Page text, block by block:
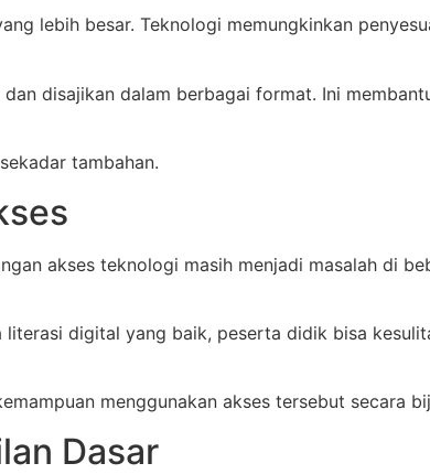
lebih besar. Teknologi memungkinkan
disajikan dalam berbagai format. Ini
tambahan.
akses teknologi masih menjadi masalah di
digital yang baik, peserta didik bisa
menggunakan akses tersebut secara
Dasar